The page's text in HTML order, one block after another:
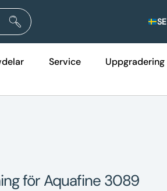
SE
Service Uppgradering
för Aquafine 3089